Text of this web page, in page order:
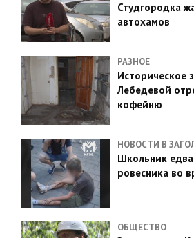
Студгородка
автохамов
РАЗНОЕ
Историческое
Лебедевой
кофейню
НОВОСТИ В
Школьник
ровесника во
ОБЩЕСТВО